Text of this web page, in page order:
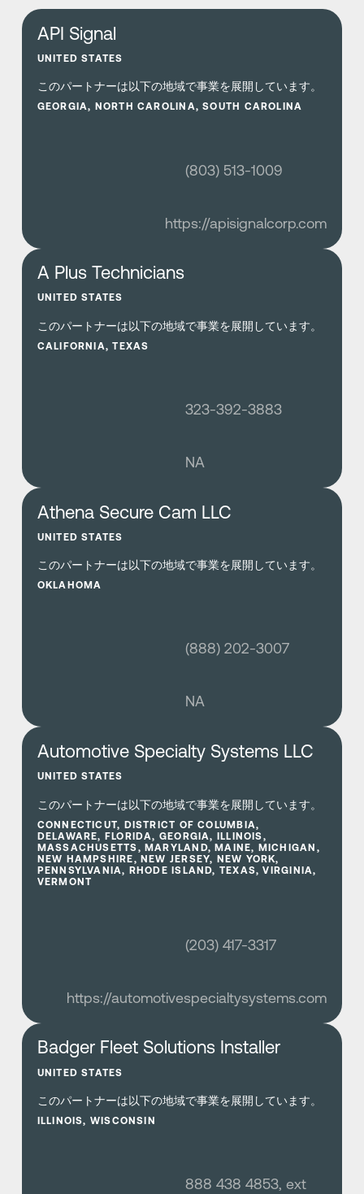
API Signal
UNITED STATES
このパートナーは以下の地域で事業を展開しています。
GEORGIA, NORTH CAROLINA, SOUTH CAROLINA
(803) 513-1009
https://apisignalcorp.com
さらに詳しく
A Plus Technicians
UNITED STATES
このパートナーは以下の地域で事業を展開しています。
CALIFORNIA, TEXAS
323-392-3883
NA
さらに詳しく
Athena Secure Cam LLC
UNITED STATES
このパートナーは以下の地域で事業を展開しています。
OKLAHOMA
(888) 202-3007
NA
さらに詳しく
Automotive Specialty Systems LLC
UNITED STATES
このパートナーは以下の地域で事業を展開しています。
CONNECTICUT, DISTRICT OF COLUMBIA,
DELAWARE, FLORIDA, GEORGIA, ILLINOIS,
MASSACHUSETTS, MARYLAND, MAINE, MICHIGAN,
NEW HAMPSHIRE, NEW JERSEY, NEW YORK,
PENNSYLVANIA, RHODE ISLAND, TEXAS, VIRGINIA,
VERMONT
(203) 417-3317
https://automotivespecialtysystems.com
さらに詳しく
Badger Fleet Solutions Installer
UNITED STATES
このパートナーは以下の地域で事業を展開しています。
ILLINOIS, WISCONSIN
888 438 4853, ext
さらに詳しく